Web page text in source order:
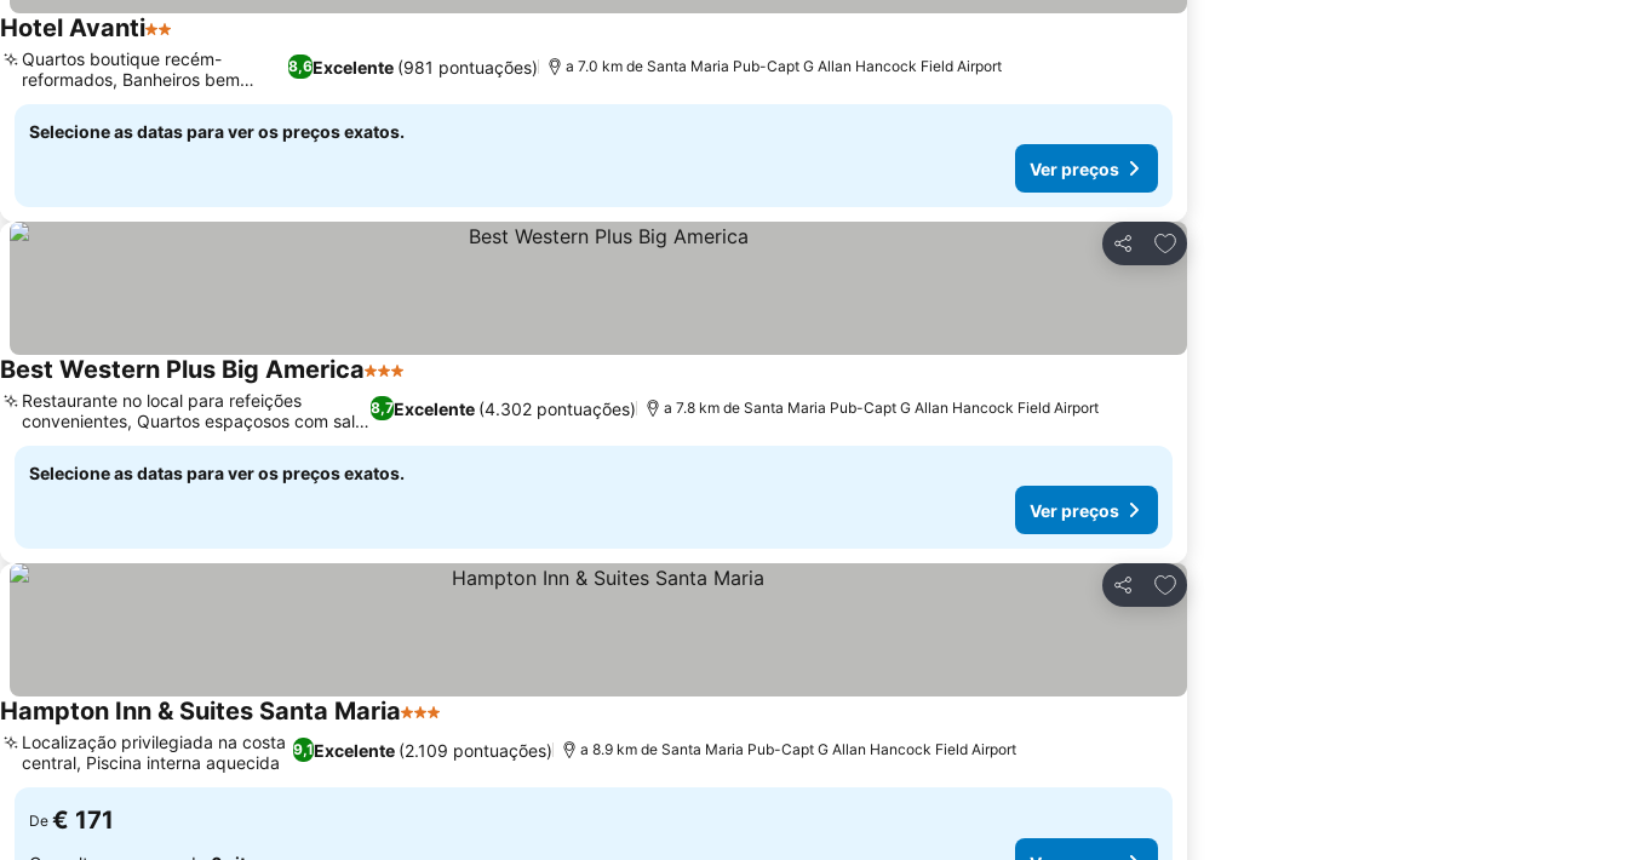
Hotel Avanti2 Estrelas
8,6Excelente (981 pontuações)
Quartos boutique recém-
reformados, Banheiros bem
equipados
a 7.0 km de Santa Maria Pub-Capt G Allan Hancock Field Airport
Selecione as datas para ver os preços exatos.
Ver preços
Partilhar
Adicionar aos favoritos
Best Western Plus Big America3 Estrelas
8,7Excelente (4.302 pontuações)
Restaurante no local para refeições
convenientes, Quartos espaçosos com sala
de estar separada
a 7.8 km de Santa Maria Pub-Capt G Allan Hancock Field Airport
Selecione as datas para ver os preços exatos.
Ver preços
Partilhar
Adicionar aos favoritos
Hampton Inn & Suites Santa Maria3 Estrelas
9,1Excelente (2.109 pontuações)
Localização privilegiada na costa
central, Piscina interna aquecida
a 8.9 km de Santa Maria Pub-Capt G Allan Hancock Field Airport
De € 171